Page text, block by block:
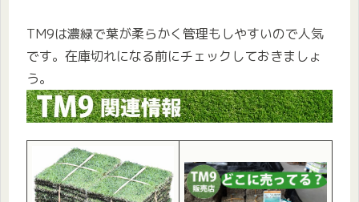
TM9は濃緑で葉が柔らかく管理もしやすいので人気
です。在庫切れになる前にチェックしておきましょ
う。